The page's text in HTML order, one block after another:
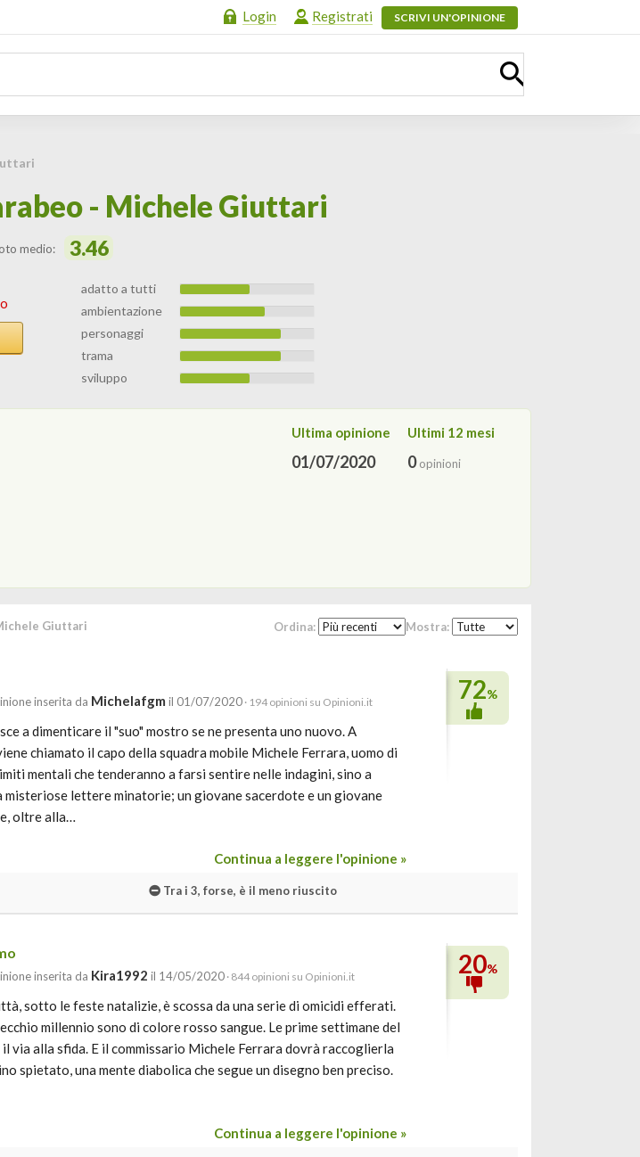
Login Registrati SCRIVI UN'OPINIONE
- Michele Giuttari
medio: 3.46
adatto a tutti
ambientazione
personaggi
trama
sviluppo
Ultima opinione
01/07/2020
Ultimi 12 mesi
0opinioni
Giuttari Ordina: Mostra:
inserita da Michelafgm il 01/07/2020 · 194 opinioni su Opinioni.it
a dimenticare il "suo" mostro se ne presenta uno nuovo. A
chiamato il capo della squadra mobile Michele Ferrara, uomo di
mentali che tenderanno a farsi sentire nelle indagini, sino a
lettere minatorie; un giovane sacerdote e un giovane
oltre alla…
Continua a leggere l'opinione »
72%
Tra i 3, forse, è il meno riuscito
inserita da Kira1992 il 14/05/2020 · 844 opinioni su Opinioni.it
sotto le feste natalizie, è scossa da una serie di omicidi efferati.
millennio sono di colore rosso sangue. Le prime settimane del
via alla sfida. E il commissario Michele Ferrara dovrà raccoglierla
spietato, una mente diabolica che segue un disegno ben preciso.
Continua a leggere l'opinione »
20%